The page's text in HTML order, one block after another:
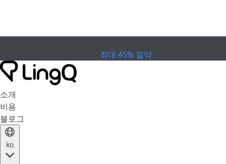
최대 45% 절약
소개
비용
블로그
ko